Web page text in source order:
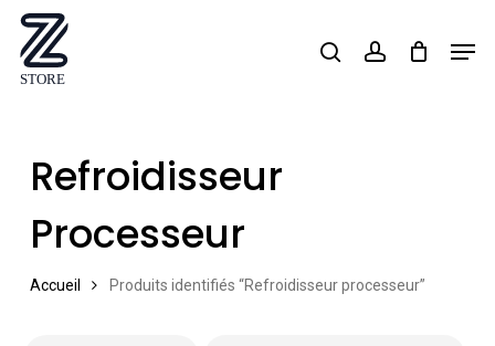
Skip
main
searchaccount
Refroidisseur
Processeur
Accueil Produits identifiés “Refroidisseur processeur”
Close